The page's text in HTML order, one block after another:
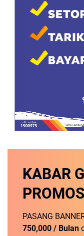
KABAR
PASANG
750,000 / Bulan